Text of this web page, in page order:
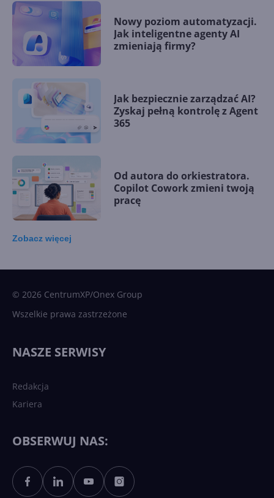
Nowy poziom automatyzacji.
Jak inteligentne agenty AI
zmieniają firmy?
Jak bezpiecznie zarządzać AI?
Zyskaj pełną kontrolę z Agent
365
Od autora do orkiestratora.
Copilot Cowork zmieni twoją
pracę
Sztuczna inteligencja po
Zobacz więcej
© 2026 CentrumXP/Onex Group
Wszelkie prawa zastrzeżone
NASZE SERWISY
Redakcja
Kariera
OBSERWUJ NAS: